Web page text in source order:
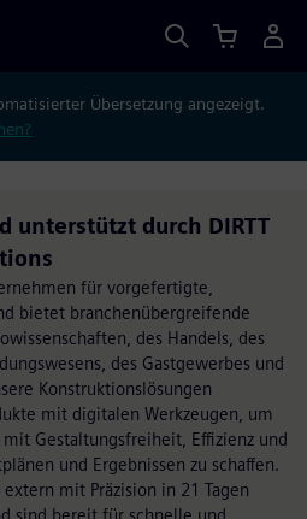
Übersetzung angezeigt.
unterstützt durch DIRTT
für vorgefertigte,
bietet branchenübergreifende
des Handels, des
des Gastgewerbes und
Konstruktionslösungen
mit digitalen Werkzeugen, um
Gestaltungsfreiheit, Effizienz und
und Ergebnissen zu schaffen.
extern mit Präzision in 21 Tagen
sind bereit für schnelle und